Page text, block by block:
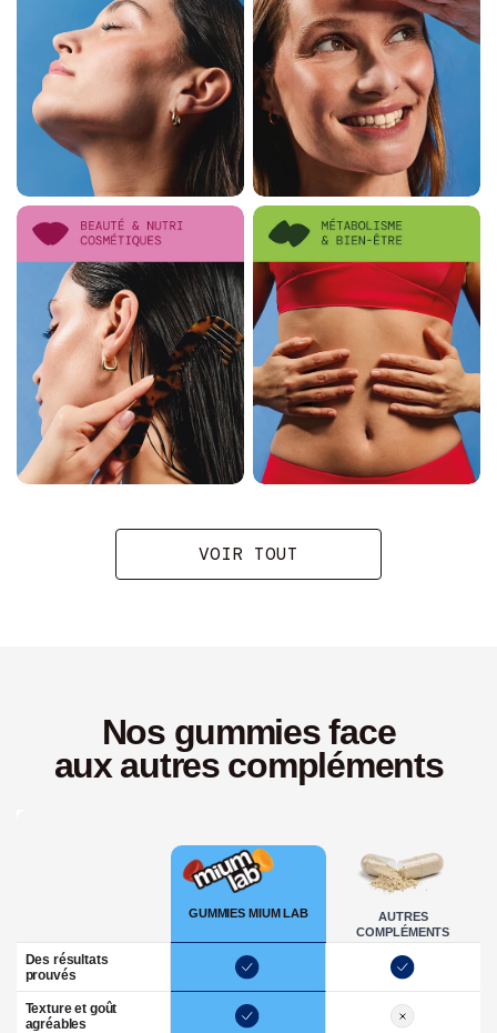
VOIR TOUT
Nos gummies face
aux autres compléments
GUMMIES MIUM LAB
AUTRES
COMPLÉMENTS
Des résultats
prouvés
Texture et goût
agréables